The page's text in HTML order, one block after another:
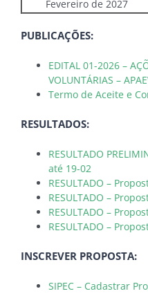
Fevereiro de 2027
PUBLICAÇÕES:
EDITAL 01-2026 –
VOLUNTÁRIAS –
Termo de Aceite e
RESULTADOS:
RESULTADO
até 19-02
RESULTADO –
RESULTADO –
RESULTADO –
RESULTADO –
INSCREVER PROPOSTA:
SIPEC – Cadastrar